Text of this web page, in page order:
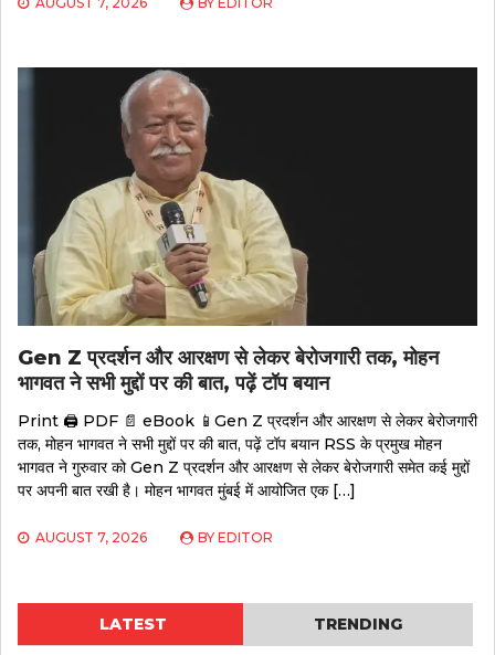
Gen Z प्रदर्शन और आरक्षण से लेकर बेरोजगारी तक, मोहन
भागवत ने सभी मुद्दों पर की बात, पढ़ें टॉप बयान
Print 🖨 PDF 📄 eBook 📱Gen Z प्रदर्शन और आरक्षण से लेकर बेरोजगारी
तक, मोहन भागवत ने सभी मुद्दों पर की बात, पढ़ें टॉप बयान RSS के प्रमुख मोहन
भागवत ने गुरुवार को Gen Z प्रदर्शन और आरक्षण से लेकर बेरोजगारी समेत कई मुद्दों
पर अपनी बात रखी है। मोहन भागवत मुंबई में आयोजित एक […]
AUGUST 7, 2026 BY EDITOR
LATEST TRENDING